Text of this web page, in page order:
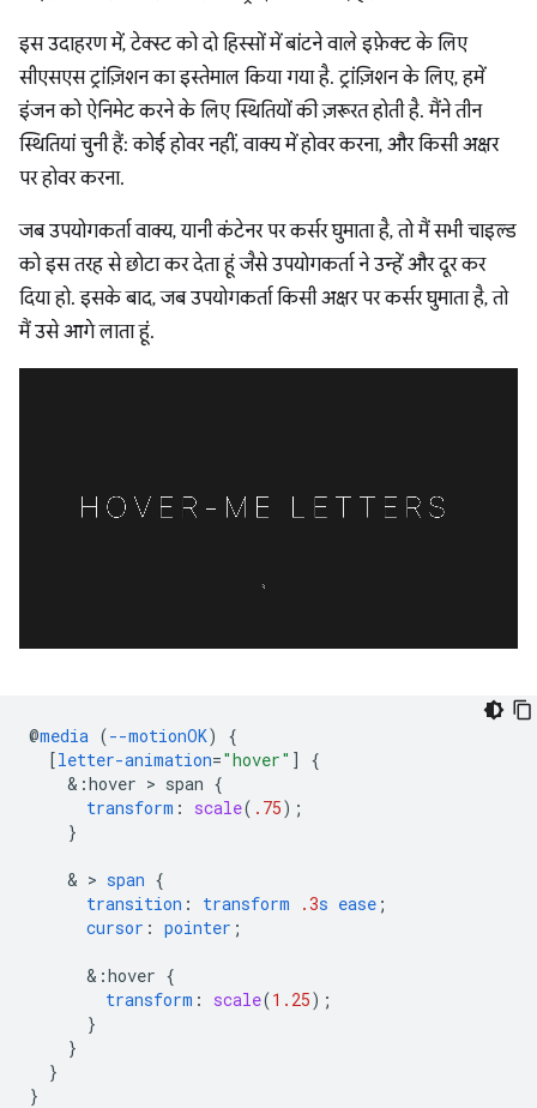
इस उदाहरण में, टेक्स्ट को दो हिस्सों में बांटने वाले इफ़ेक्ट के लिए
सीएसएस ट्रांज़िशन का इस्तेमाल किया गया है. ट्रांज़िशन के लिए, हमें
इंजन को ऐनिमेट करने के लिए स्थितियों की ज़रूरत होती है. मैंने तीन
स्थितियां चुनी हैं: कोई होवर नहीं, वाक्य में होवर करना, और किसी अक्षर
पर होवर करना.
जब उपयोगकर्ता वाक्य, यानी कंटेनर पर कर्सर घुमाता है, तो मैं सभी चाइल्ड
को इस तरह से छोटा कर देता हूं जैसे उपयोगकर्ता ने उन्हें और दूर कर
दिया हो. इसके बाद, जब उपयोगकर्ता किसी अक्षर पर कर्सर घुमाता है, तो
मैं उसे आगे लाता हूं.
@media (--motionOK)
{
[letter-animation="hover" ]
{
& :hover > span {
transform : scale( .75);
}
    & >
span {
transition : transform .3s ease ;
cursor : pointer ;
& :hover {
transform : scale(1.25);
}
}
}
}